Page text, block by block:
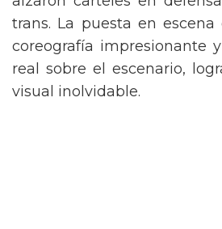
trans. La puesta en
coreografía impresionante
real sobre el escenario,
visual inolvidable.